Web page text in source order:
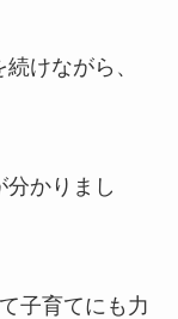
けながら、
かりまし
子育てにも力